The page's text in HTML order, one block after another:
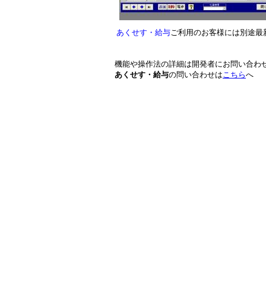
あくせす・給与ご利用のお客様には別途
機能や操作法の詳細は開発者にお問い合わ
あくせす・給与の問い合わせはこちらへ